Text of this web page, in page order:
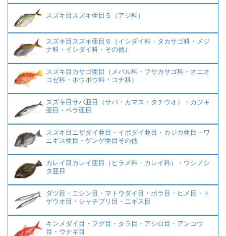
スズキ目スズキ亜目５（アジ科）
スズキ目スズキ亜目６（イシダイ科・タカサゴ科・メジ
ナ科・イシダイ科・その他）
スズキ目カサゴ亜目（メバル科・フサカサゴ科・オニオ
コゼ科・ホウボウ科・コチ科）
スズキ目サバ亜目（サバ・カマス・タチウオ）・カジキ
亜目・ベラ亜目
スズキ目ニザダイ亜目・イボダイ亜目・カジカ亜目・ワ
ニギス亜目・ゲンゲ亜目その他
カレイ目カレイ亜目（ヒラメ科・カレイ科）・ウシノシ
タ亜目
ダツ目・ニシン目・マトウダイ目・ボラ目・ヒメ目・ト
ゲウオ目・シャチブリ目・ニギス目
キンメダイ目・フグ目・タラ目・アシロ目・アンコウ
目・ウナギ目